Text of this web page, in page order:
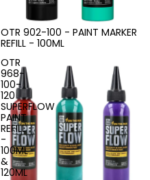
OTR 902-100 - PAINT MARKER
REFILL - 100ML
OTR
968-
100-
120
SUPERFLOW
PAINT
REFILL
-
100ML
&
120ML